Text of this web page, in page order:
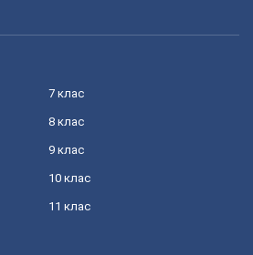
7 клас
8 клас
9 клас
10 клас
11 клас